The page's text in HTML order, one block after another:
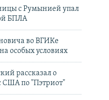
с Румынией упал
БПЛА
во ВГИКе
особых условиях
рассказал о
США по "Пэтриот"